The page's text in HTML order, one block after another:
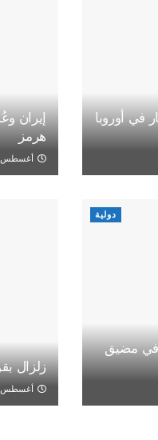
435 ألف هكتار في أوروبا
إيران
هرمز
أغسطس 5, 2026
دولية
في مضيق
زلزال بقوة 6,3 درجات يضرب
أغسطس 5, 2026